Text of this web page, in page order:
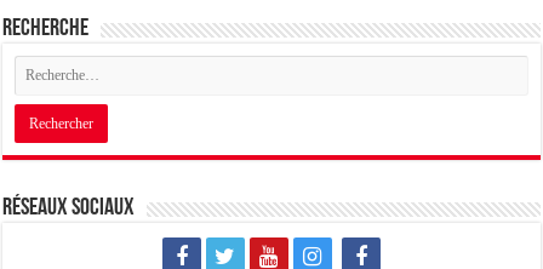
Recherche
Réseaux sociaux